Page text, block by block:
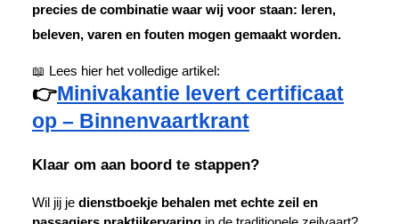
precies de combinatie waar wij voor staan: leren,
beleven, varen en fouten mogen gemaakt worden.
📖 Lees hier het volledige artikel:
👉Minivakantie levert certificaat
op – Binnenvaartkrant
Klaar om aan boord te stappen?
Wil jij je dienstboekje behalen met echte zeil en